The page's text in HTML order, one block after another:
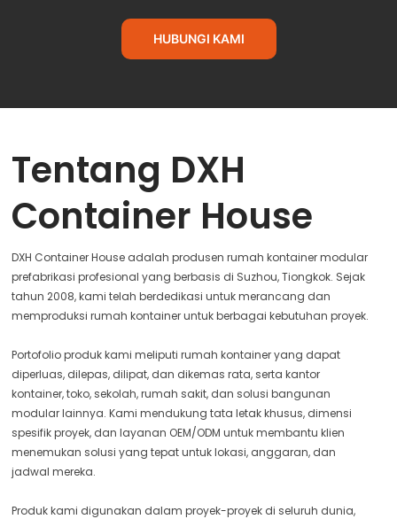
HUBUNGI KAMI
Tentang DXH
Container House
DXH Container House adalah produsen rumah kontainer modular
prefabrikasi profesional yang berbasis di Suzhou, Tiongkok. Sejak
tahun 2008, kami telah berdedikasi untuk merancang dan
memproduksi rumah kontainer untuk berbagai kebutuhan proyek.
Portofolio produk kami meliputi rumah kontainer yang dapat
diperluas, dilepas, dilipat, dan dikemas rata, serta kantor
kontainer, toko, sekolah, rumah sakit, dan solusi bangunan
modular lainnya. Kami mendukung tata letak khusus, dimensi
spesifik proyek, dan layanan OEM/ODM untuk membantu klien
menemukan solusi yang tepat untuk lokasi, anggaran, dan
jadwal mereka.
Produk kami digunakan dalam proyek-proyek di seluruh dunia,